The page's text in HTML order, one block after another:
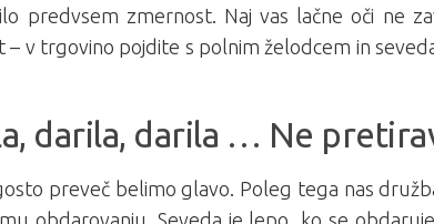
predvsem zmernost. Naj vas lačne oči ne
– v trgovino pojdite s polnim želodcem in
darila, darila … Ne
preveč belimo glavo. Poleg tega nas
obdarovanju. Seveda je lepo, ko se